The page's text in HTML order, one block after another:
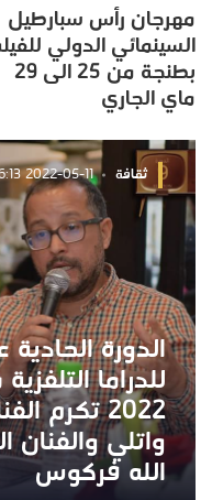
مهرجان رأس سبارطيل
السينمائي الدولي
بطنجة من 25 الى 29
ماي الجاري
ثقافة 2022-05-11 17:16:13
الدورة
2022 تكرم
واتلي والفنان
الله فركوس